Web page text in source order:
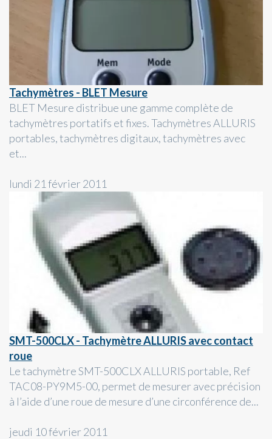
Tachymètres - BLET Mesure
BLET Mesure distribue une gamme complète de
tachymètres portatifs et fixes. Tachymètres ALLURIS
portables, tachymètres digitaux, tachymètres avec
et...
lundi 21 février 2011
SMT-500CLX - Tachymètre ALLURIS avec contact
roue
Le tachymètre SMT-500CLX ALLURIS portable, Ref
TAC08-PY9M5-00, permet de mesurer avec précision
à l’aide d’une roue de mesure d’une circonférence de...
jeudi 10 février 2011